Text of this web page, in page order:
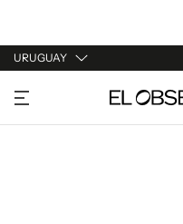
URUGUAY
URUGUAY
ARGENTINA